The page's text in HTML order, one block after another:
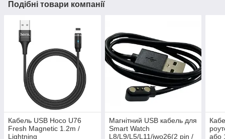
Подібні товари компанії
Кабель USB Hoco U76
Fresh Magnetic 1.2m /
Lightning
Магнітний USB кабель для
Smart Watch
L8/L9/L5/L11/iwo26(2 pin /
або